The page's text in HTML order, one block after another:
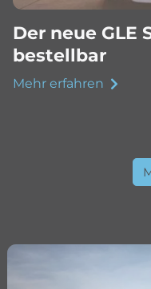
Der neue GLE
bestellbar
Mehr erfahren